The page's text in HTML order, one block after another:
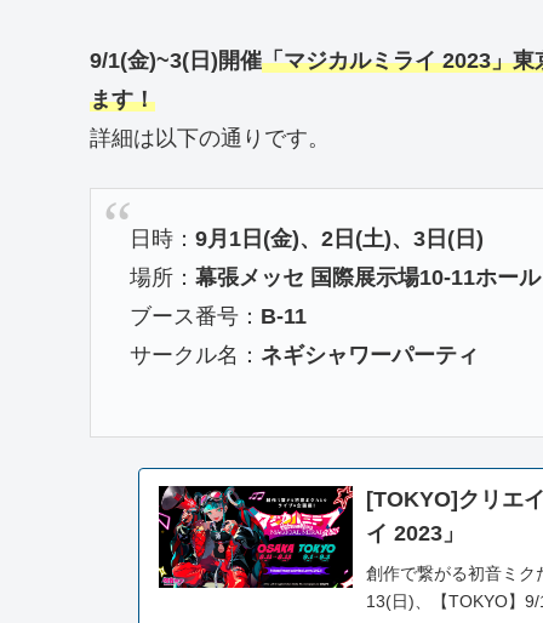
9/1(金)~3(日)開催「マジカルミライ 2023」
ます！
詳細は以下の通りです。
日時：9月1日(金)、2日(土)、3日(日)
場所：幕張メッセ 国際展示場10-11ホール
ブース番号： B-11
サークル名： ネギシャワーパーティ
[TOKYO]クリエ
イ 2023」
創作で繋がる初音ミク
13(日)、【TOKYO】